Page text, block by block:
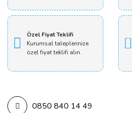
Özel Fiyat Teklifi
Kurumsal taleplerinize
özel fiyat teklifi alın.
0850 840 14 49